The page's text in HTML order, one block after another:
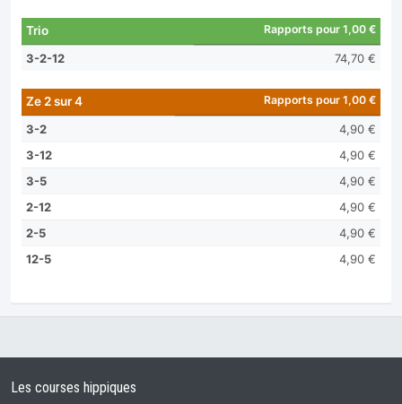
Trio Rapports pour 1,00 €
3-2-12 74,70 €
Ze 2 sur 4 Rapports pour 1,00 €
3-2
4,90 €
3-12
4,90 €
3-5
4,90 €
2-12
4,90 €
2-5
4,90 €
12-5
4,90 €
Les courses hippiques